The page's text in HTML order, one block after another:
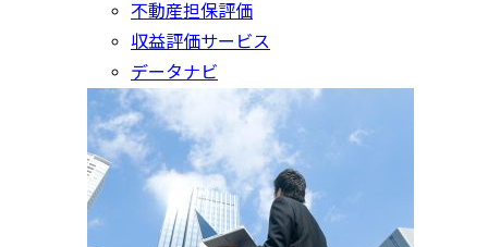
不動産担保評価
収益評価サービス
データナビ